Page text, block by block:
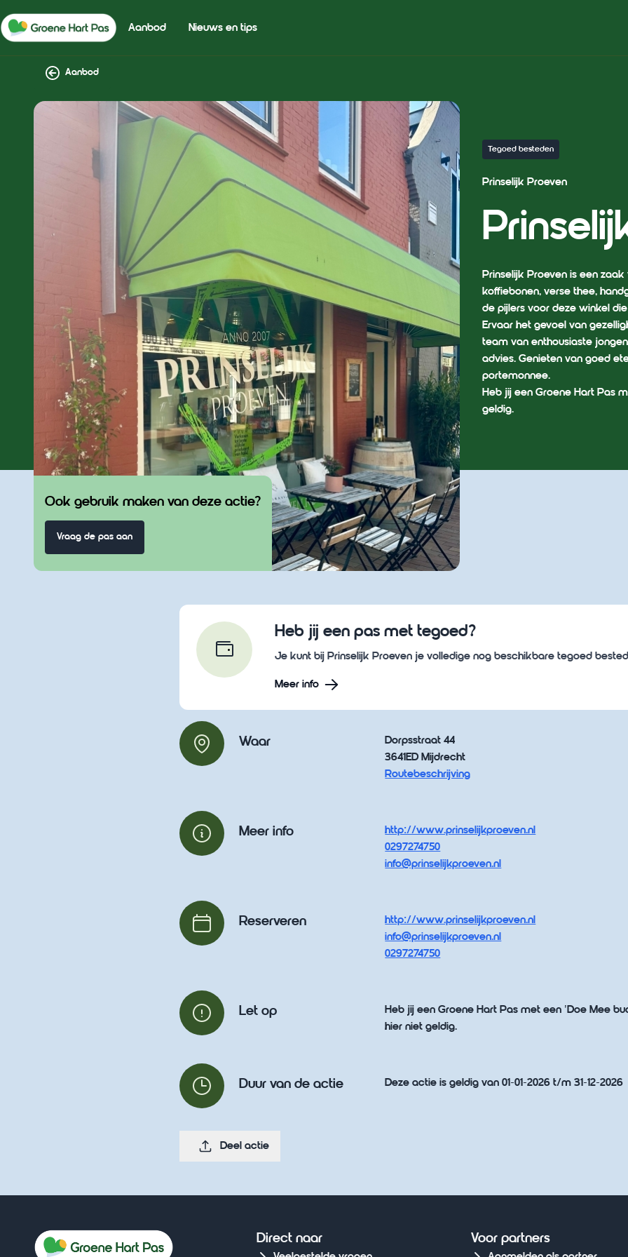
Aanbod Nieuws en tips
Aanbod
Tegoed besteden
Prinselijk Proeven
Prinselijk Proeven is een
koffiebonen, verse thee,
de pijlers voor deze winkel
Ervaar het gevoel van
team van enthousiaste
advies. Genieten van goed
portemonnee.
Heb jij een Groene Hart Pas
geldig.
Ook gebruik maken van deze actie?
Vraag de pas aan
Heb jij een pas met tegoed?
Je kunt bij Prinselijk Proeven je volledige nog beschikbare tegoed
Meer info
Waar
Dorpsstraat 44
3641ED Mijdrecht
Routebeschrijving
Meer info
http://www.prinselijkproeven.nl
0297274750
info@prinselijkproeven.nl
Reserveren
http://www.prinselijkproeven.nl
info@prinselijkproeven.nl
0297274750
Let op
Heb jij een Groene Hart Pas met een 'Doe Mee
hier niet geldig.
Duur van de actie Deze actie is geldig van 01-01-2026 t/m 31-12-2026
Deel actie
Direct naar Voor partners